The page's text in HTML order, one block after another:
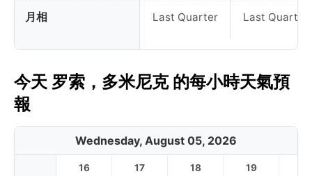
月相 Last Quarter Last Quarter
今天 罗索，多米尼克 的每小時天氣預
報
Wednesday, August 05, 2026
16 17 18 19